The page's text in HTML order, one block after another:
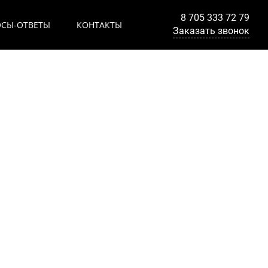
ОТВЕТЫ КОНТАКТЫ
8 705 333 72 79
Заказать звонок